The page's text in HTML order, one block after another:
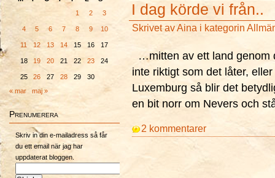
1
2 3
4 5 6 7 8 9 10
11 12 13 14 15 16 17
18 19 20 21 22 23 24
25 26 27 28 29
30
« mar
maj »
Prenumerera
Skriv in din e-mailadress så får
du ett email när jag har
uppdaterat bloggen.
I dag körde vi från..
Skrivet avAina i kategorin
…mitten av ett land genom
inte riktigt som det låter,
Luxemburg så blir det
en bit norr om Nevers och
2 kommentarer